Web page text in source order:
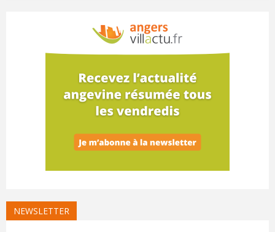
NEWSLETTER